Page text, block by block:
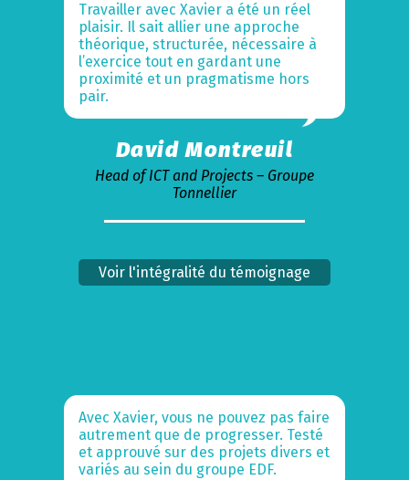
Travailler avec Xavier a été un réel
plaisir. Il sait allier une approche
théorique, structurée, nécessaire à
l’exercice tout en gardant une
proximité et un pragmatisme hors
pair.
David Montreuil
Head of ICT and Projects – Groupe
Tonnellier
Voir l'intégralité du témoignage
Avec Xavier, vous ne pouvez pas faire
autrement que de progresser. Testé
et approuvé sur des projets divers et
variés au sein du groupe EDF.